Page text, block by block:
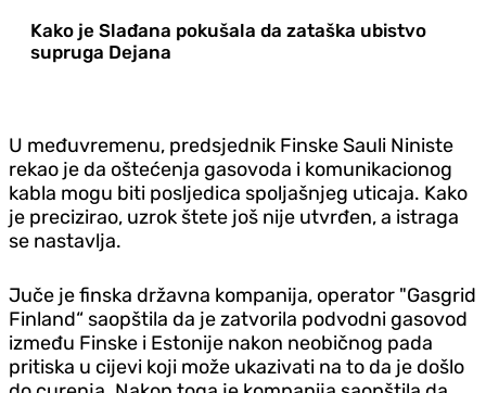
Kako je Slađana pokušala da zataška ubistvo
supruga Dejana
U međuvremenu, predsjednik Finske Sauli Niniste
rekao je da oštećenja gasovoda i komunikacionog
kabla mogu biti posljedica spoljašnjeg uticaja. Kako
je precizirao, uzrok štete još nije utvrđen, a istraga
se nastavlja.
Juče je finska državna kompanija, operator "Gasgrid
Finland“ saopštila da je zatvorila podvodni gasovod
između Finske i Estonije nakon neobičnog pada
pritiska u cijevi koji može ukazivati na to da je došlo